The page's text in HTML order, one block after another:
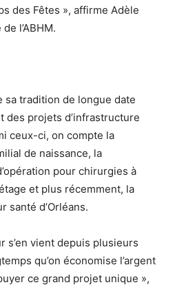
des Fêtes », affirme Adèle
l’ABHM.
sa tradition de longue date
des projets d’infrastructure
ceux-ci, on compte la
de naissance, la
pour chirurgies à
et plus récemment, la
santé d’Orléans.
s’en vient depuis plusieurs
qu’on économise l’argent
ce grand projet unique »,